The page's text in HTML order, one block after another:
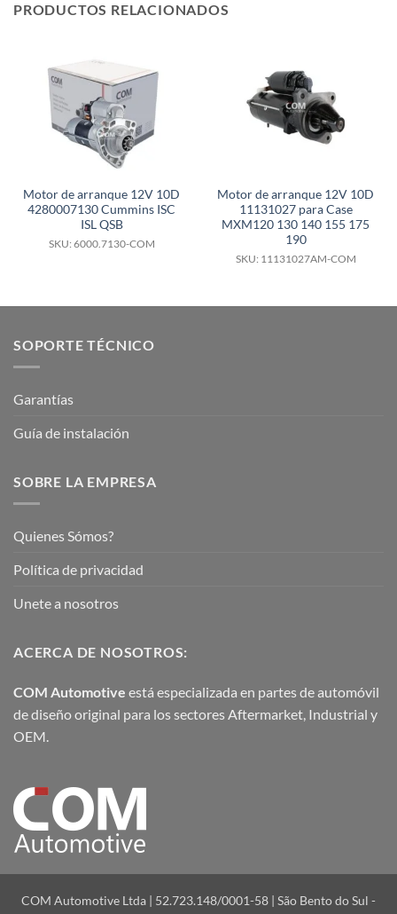
PRODUCTOS RELACIONADOS
Motor de arranque 12V 10D
4280007130 Cummins ISC
ISL QSB
SKU: 6000.7130-COM
Motor de arranque 12V 10D
11131027 para Case
MXM120 130 140 155 175
190
SKU: 11131027AM-COM
SOPORTE TÉCNICO
Garantías
Guía de instalación
SOBRE LA EMPRESA
Quienes Sómos?
Política de privacidad
Unete a nosotros
ACERCA DE NOSOTROS:
COM Automotive está especializada en partes de automóvil
de diseño original para los sectores Aftermarket, Industrial y
OEM.
COM Automotive Ltda | 52.723.148/0001-58 | São Bento do Sul -